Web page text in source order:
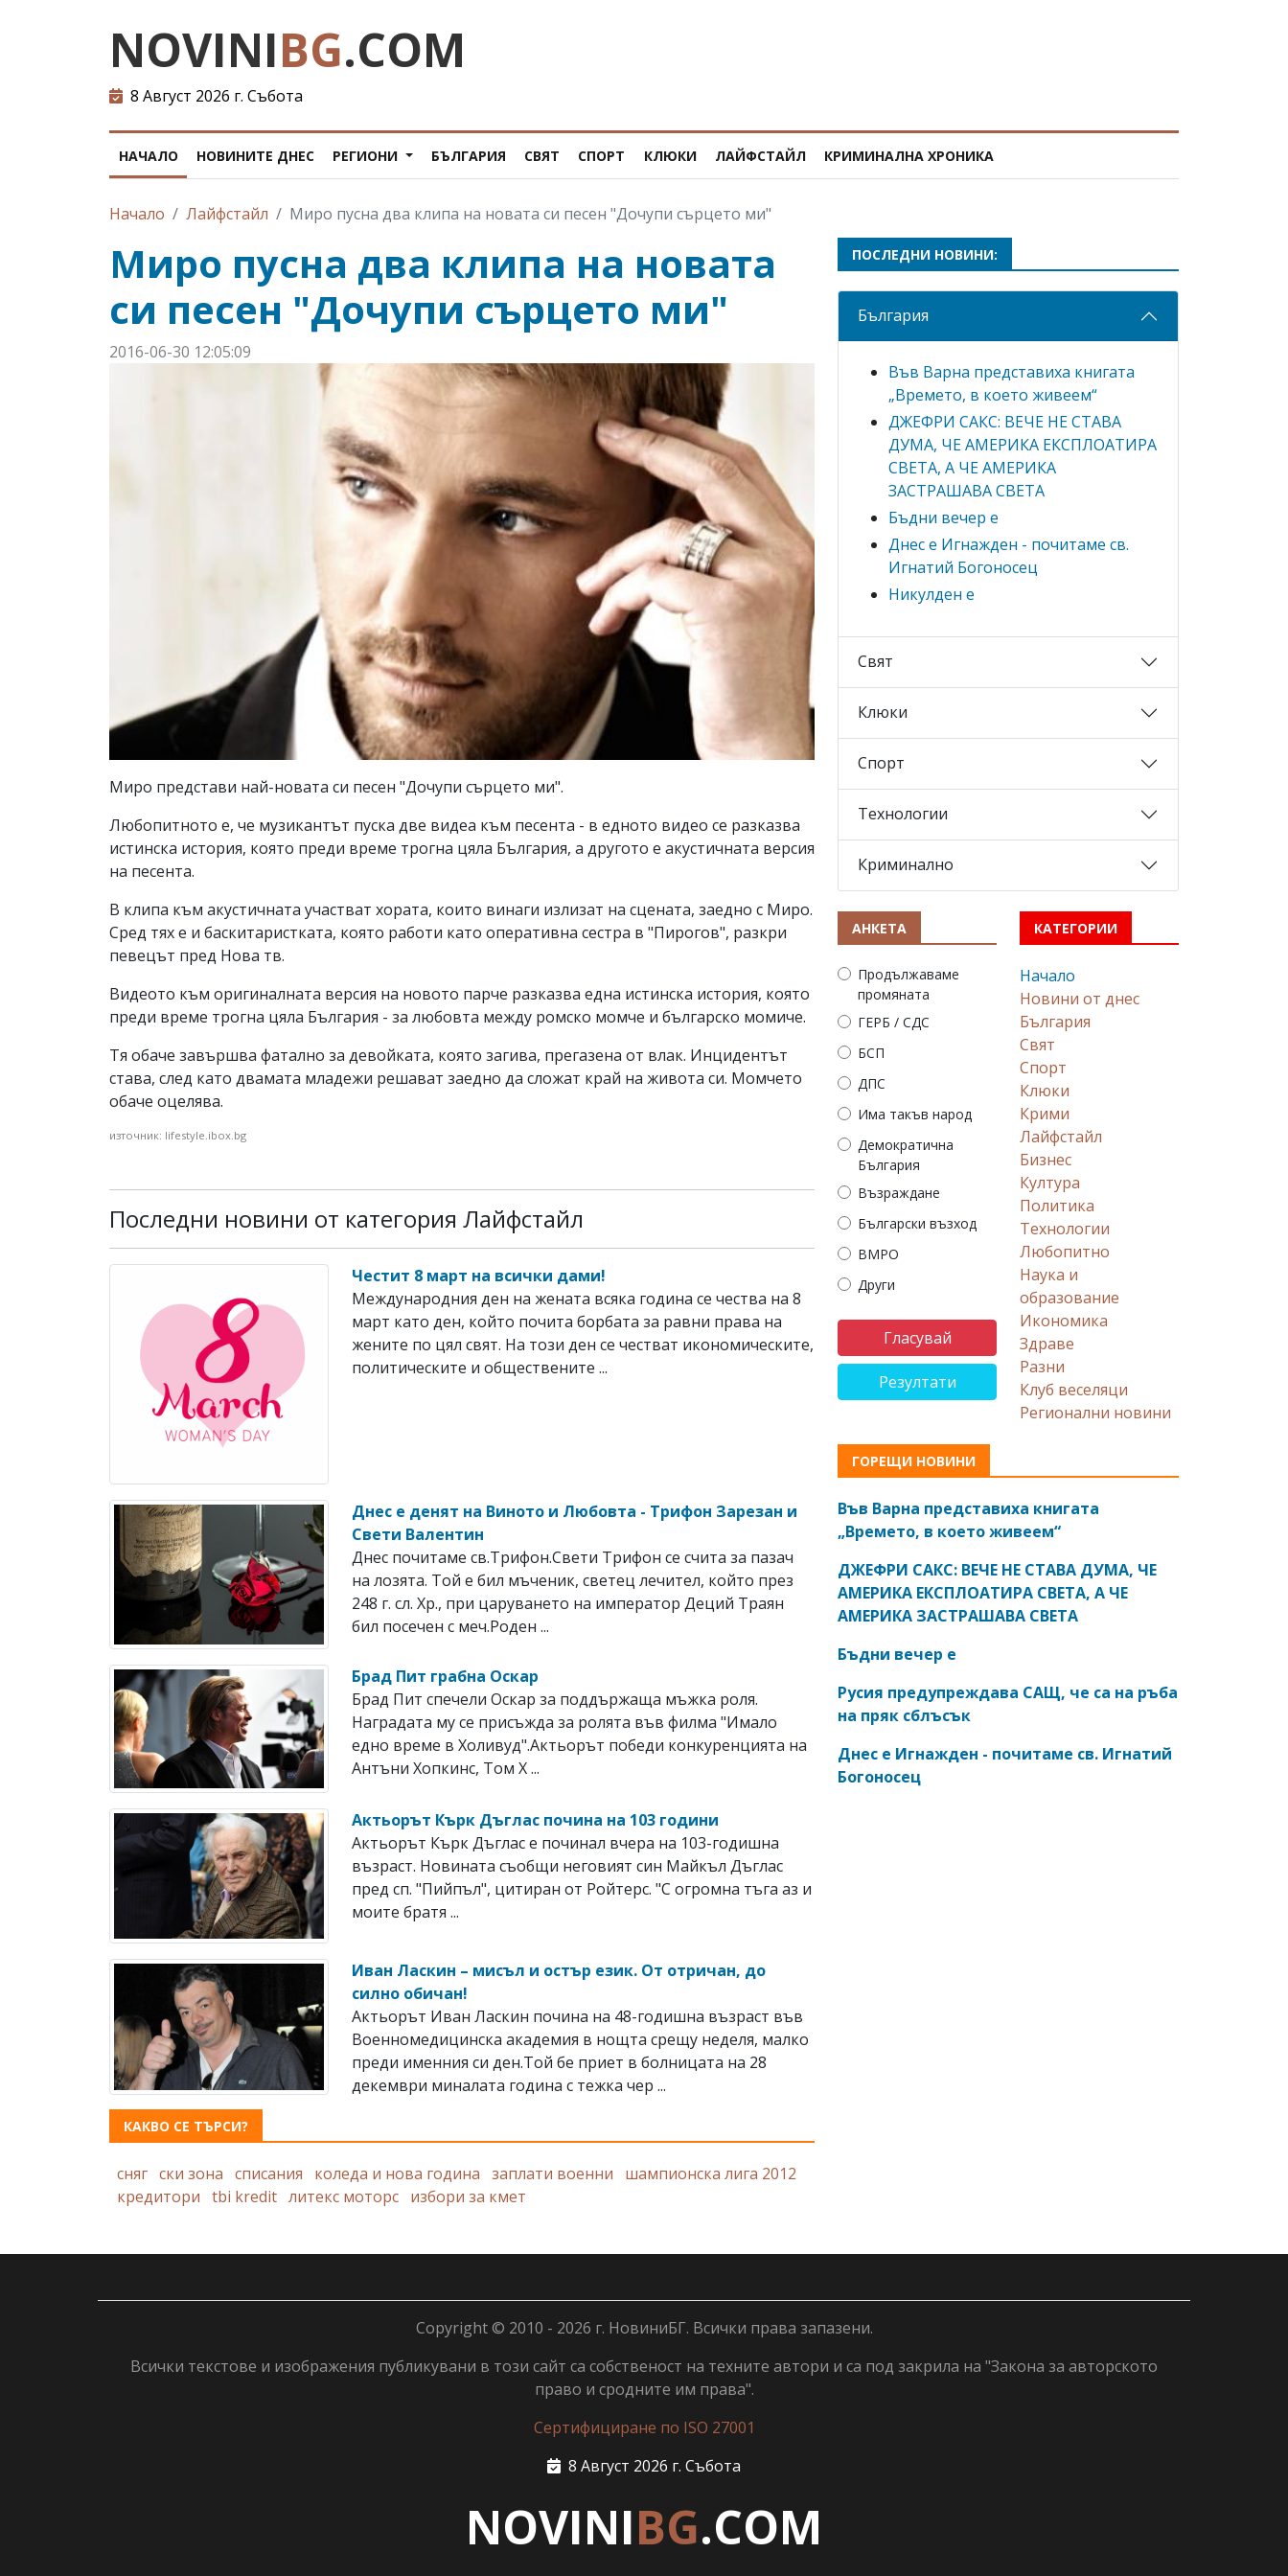
NOVINIBG.COM
8 Август 2026 г. Събота
НАЧАЛО НОВИНИТЕ ДНЕС РЕГИОНИ БЪЛГАРИЯ СВЯТ СПОРТ КЛЮКИ ЛАЙФСТАЙЛ КРИМИНАЛНА ХРОНИКА
Начало Лайфстайл Миро пусна два клипа на новата си песен "Дочупи сърцето ми"
Миро пусна два клипа на новата
си песен "Дочупи сърцето ми"
2016-06-30 12:05:09
Миро представи най-новата си песен "Дочупи сърцето ми".
Любопитното е, че музикантът пуска две видеа към песента - в едното видео се разказва
истинска история, която преди време трогна цяла България, а другото е акустичната версия
на песента.
В клипа към акустичната участват хората, които винаги излизат на сцената, заедно с Миро.
Сред тях е и баскитаристката, която работи като оперативна сестра в "Пирогов", разкри
певецът пред Нова тв.
Видеото към оригиналната версия на новото парче разказва една истинска история, която
преди време трогна цяла България - за любовта между ромско момче и българско момиче.
Тя обаче завършва фатално за девойката, която загива, прегазена от влак. Инцидентът
става, след като двамата младежи решават заедно да сложат край на живота си. Момчето
обаче оцелява.
източник: lifestyle.ibox.bg
Последни новини от категория Лайфстайл
Честит 8 март на всички дами!
Международния ден на жената всяка година се чества на 8
март като ден, който почита борбата за равни права на
жените по цял свят. На този ден се честват икономическите,
политическите и обществените ...
Днес е денят на Виното и Любовта - Трифон Зарезан и
Свети Валентин
Днес почитаме св.Трифон.Свети Трифон се счита за пазач
на лозята. Той е бил мъченик, светец лечител, който през
248 г. сл. Хр., при царуването на император Деций Траян
бил посечен с меч.Роден ...
Брад Пит грабна Оскар
Брад Пит спечели Оскар за поддържаща мъжка роля.
Наградата му се присъжда за ролята във филма "Имало
едно време в Холивуд".Актьорът победи конкуренцията на
Антъни Хопкинс, Том Х ...
Актьорът Кърк Дъглас почина на 103 години
Актьорът Кърк Дъглас е починал вчера на 103-годишна
възраст. Новината съобщи неговият син Майкъл Дъглас
пред сп. "Пийпъл", цитиран от Ройтерс. "С огромна тъга аз и
моите братя ...
Иван Ласкин – мисъл и остър език. От отричан, до
силно обичан!
Актьорът Иван Ласкин почина на 48-годишна възраст във
Военномедицинска академия в нощта срещу неделя, малко
преди именния си ден.Той бе приет в болницата на 28
декември миналата година с тежка чер ...
КАКВО СЕ ТЪРСИ?
сняг ски зона списания коледа и нова година заплати военни
шампионска лига 2012
кредитори tbi kredit литекс моторс избори за кмет
ПОСЛЕДНИ НОВИНИ:
България
Във Варна представиха книгата
„Времето, в което живеем“
ДЖЕФРИ САКС: ВЕЧЕ НЕ СТАВА
ДУМА, ЧЕ АМЕРИКА ЕКСПЛОАТИРА
СВЕТА, А ЧЕ АМЕРИКА
ЗАСТРАШАВА СВЕТА
Бъдни вечер е
Днес е Игнажден - почитаме св.
Игнатий Богоносец
Никулден е
Свят
Клюки
Спорт
Технологии
Криминално
АНКЕТА
Продължаваме
промяната
ГЕРБ / СДС
БСП
ДПС
Има такъв народ
Демократична
България
Възраждане
Български възход
ВМРО
Други
Резултати
КАТЕГОРИИ
Начало
Новини от днес
България
Свят
Спорт
Клюки
Крими
Лайфстайл
Бизнес
Култура
Политика
Технологии
Любопитно
Наука и
образование
Икономика
Здраве
Разни
Клуб веселяци
Регионални новини
ГОРЕЩИ НОВИНИ
Във Варна представиха книгата
„Времето, в което живеем“
ДЖЕФРИ САКС: ВЕЧЕ НЕ СТАВА ДУМА, ЧЕ
АМЕРИКА ЕКСПЛОАТИРА СВЕТА, А ЧЕ
АМЕРИКА ЗАСТРАШАВА СВЕТА
Бъдни вечер е
Русия предупреждава САЩ, че са на ръба
на пряк сблъсък
Днес е Игнажден - почитаме св. Игнатий
Богоносец
Copyright © 2010 - 2026 г. НовиниБГ. Всички права запазени.
Всички текстове и изображения публикувани в този сайт са собственост на техните автори и са под закрила на "Закона за авторското
право и сродните им права".
Сертифициране по ISO 27001
8 Август 2026 г. Събота
NOVINIBG.COM